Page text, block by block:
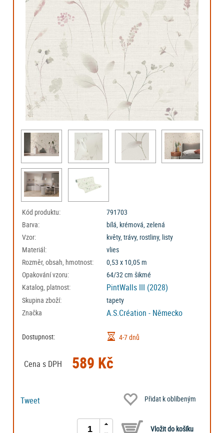
Kód produktu:
791703
Barva:
bílá, krémová, zelená
Vzor:
květy, trávy, rostliny, listy
Materiál:
vlies
Rozměr, obsah, hmotnost:
0,53 x 10,05 m
Opakování vzoru:
64/32 cm šikmé
Katalog, platnost:
PintWalls III (2028)
Skupina zboží:
tapety
Značka
A.S.Création - Německo
Dostupnost: 4-7 dnů
Cena s DPH 589 Kč
Tweet Přidat k oblíbeným